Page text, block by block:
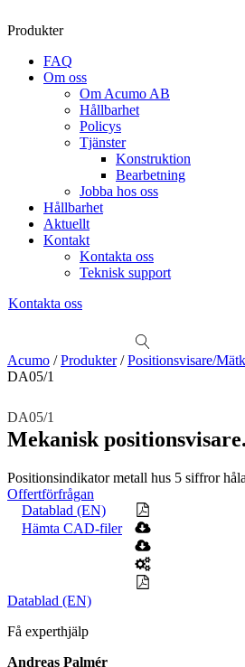
Produkter
FAQ
Om oss
Om Acumo AB
Hållbarhet
Policys
Tjänster
Konstruktion
Bearbetning
Jobba hos oss
Hållbarhet
Aktuellt
Kontakt
Kontakta oss
Teknisk support
Kontakta oss
Se alla kategorier Se alla produkter
Se alla
Vi hjälper gärna till!
Teknisk support
Offertförfrågan
LinjärenheterAxelkopplingarKulskruvar
Mekatronik
Positionsvisare / Mätklockor
Wire-moduler
LinjärmotorerServodrifter
Mätning
Acumo /Produkter/Positionsvisare/
DA05/1
DA05/1
Mekanisk positionsvisare.
Positionsindikator metall hus 5 siffror
Offertförfrågan
Datablad (EN)
Hämta CAD-filer
Datablad (EN)
Få experthjälp
Andreas Palmér